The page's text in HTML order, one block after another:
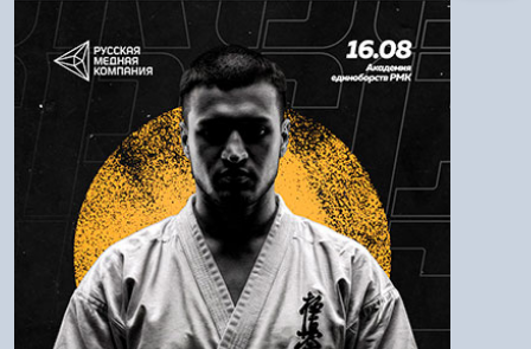
Авторизация
Логин:
Пароль
Войти
Напомнить пароль